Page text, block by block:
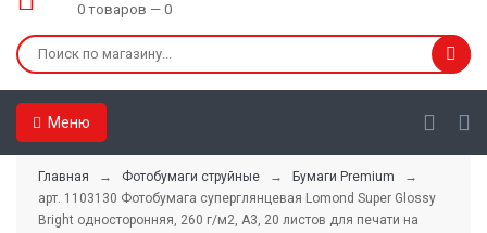
0 товаров — 0
Меню
Главная → Фотобумаги струйные → Бумаги Premium
→
арт. 1103130 Фотобумага суперглянцевая Lomond Super Glossy
Bright односторонняя, 260 г/м2, А3, 20 листов для печати на